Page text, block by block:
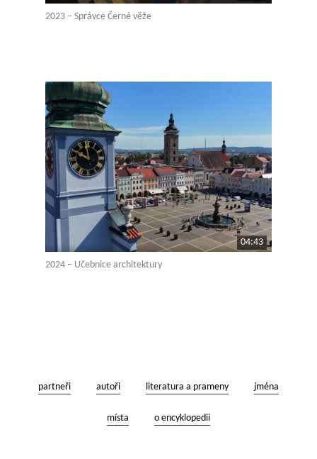
2023 – Správce Černé věže
04:43
2024 – Učebnice architektury
partneři autoři literatura a prameny jména
místa o encyklopedii